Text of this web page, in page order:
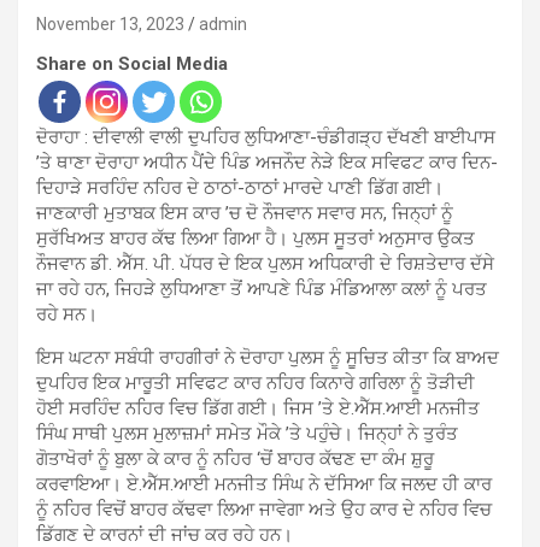
November 13, 2023 admin
Share on Social Media
ਦੋਰਾਹਾ : ਦੀਵਾਲੀ ਵਾਲੀ ਦੁਪਹਿਰ ਲੁਧਿਆਣਾ-ਚੰਡੀਗੜ੍ਹ ਦੱਖਣੀ ਬਾਈਪਾਸ
’ਤੇ ਥਾਣਾ ਦੋਰਾਹਾ ਅਧੀਨ ਪੈਂਦੇ ਪਿੰਡ ਅਜਨੌਦ ਨੇੜੇ ਇਕ ਸਵਿਫਟ ਕਾਰ ਦਿਨ-
ਦਿਹਾੜੇ ਸਰਹਿੰਦ ਨਹਿਰ ਦੇ ਠਾਠਾਂ-ਠਾਠਾਂ ਮਾਰਦੇ ਪਾਣੀ ਡਿੱਗ ਗਈ।
ਜਾਣਕਾਰੀ ਮੁਤਾਬਕ ਇਸ ਕਾਰ ’ਚ ਦੋ ਨੌਜਵਾਨ ਸਵਾਰ ਸਨ, ਜਿਨ੍ਹਾਂ ਨੂੰ
ਸੁਰੱਖਿਅਤ ਬਾਹਰ ਕੱਢ ਲਿਆ ਗਿਆ ਹੈ। ਪੁਲਸ ਸੂਤਰਾਂ ਅਨੁਸਾਰ ਉਕਤ
ਨੌਜਵਾਨ ਡੀ. ਐੱਸ. ਪੀ. ਪੱਧਰ ਦੇ ਇਕ ਪੁਲਸ ਅਧਿਕਾਰੀ ਦੇ ਰਿਸ਼ਤੇਦਾਰ ਦੱਸੇ
ਜਾ ਰਹੇ ਹਨ, ਜਿਹੜੇ ਲੁਧਿਆਣਾ ਤੋਂ ਆਪਣੇ ਪਿੰਡ ਮੰਡਿਆਲਾ ਕਲਾਂ ਨੂੰ ਪਰਤ
ਰਹੇ ਸਨ।
ਇਸ ਘਟਨਾ ਸਬੰਧੀ ਰਾਹਗੀਰਾਂ ਨੇ ਦੋਰਾਹਾ ਪੁਲਸ ਨੂੰ ਸੂਚਿਤ ਕੀਤਾ ਕਿ ਬਾਅਦ
ਦੁਪਹਿਰ ਇਕ ਮਾਰੂਤੀ ਸਵਿਫਟ ਕਾਰ ਨਹਿਰ ਕਿਨਾਰੇ ਗਰਿਲਾ ਨੂੰ ਤੋੜੀਦੀ
ਹੋਈ ਸਰਹਿੰਦ ਨਹਿਰ ਵਿਚ ਡਿੱਗ ਗਈ। ਜਿਸ ’ਤੇ ਏ.ਐੱਸ.ਆਈ ਮਨਜੀਤ
ਸਿੰਘ ਸਾਥੀ ਪੁਲਸ ਮੁਲਾਜ਼ਮਾਂ ਸਮੇਤ ਮੌਕੇ ’ਤੇ ਪਹੁੰਚੇ। ਜਿਨ੍ਹਾਂ ਨੇ ਤੁਰੰਤ
ਗੋਤਾਖੋਰਾਂ ਨੂੰ ਬੁਲਾ ਕੇ ਕਾਰ ਨੂੰ ਨਹਿਰ ‘ਚੋਂ ਬਾਹਰ ਕੱਢਣ ਦਾ ਕੰਮ ਸ਼ੁਰੂ
ਕਰਵਾਇਆ। ਏ.ਐੱਸ.ਆਈ ਮਨਜੀਤ ਸਿੰਘ ਨੇ ਦੱਸਿਆ ਕਿ ਜਲਦ ਹੀ ਕਾਰ
ਨੂੰ ਨਹਿਰ ਵਿਚੋਂ ਬਾਹਰ ਕੱਢਵਾ ਲਿਆ ਜਾਵੇਗਾ ਅਤੇ ਉਹ ਕਾਰ ਦੇ ਨਹਿਰ ਵਿਚ
ਡਿੱਗਣ ਦੇ ਕਾਰਨਾਂ ਦੀ ਜਾਂਚ ਕਰ ਰਹੇ ਹਨ।